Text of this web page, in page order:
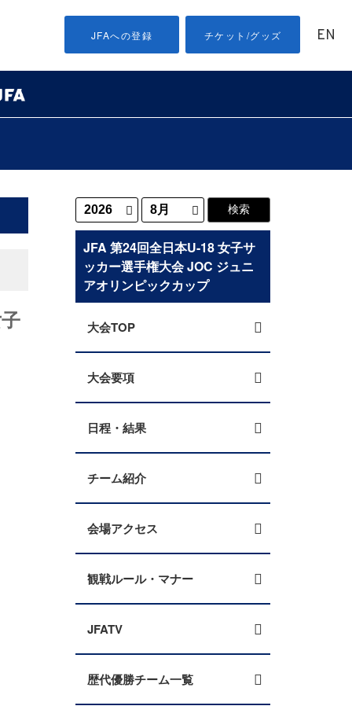
JFAへの登録 チケット/グッズ EN
JFA 第24回全日本U-18 女子サ
ッカー選手権大会 JOC ジュニ
アオリンピックカップ
大会TOP
大会要項
日程・結果
チーム紹介
会場アクセス
観戦ルール・マナー
JFATV
歴代優勝チーム一覧